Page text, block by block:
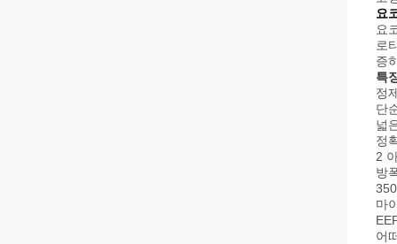
요
요
로
증
특
정
단
넓
정
2
방
마
어